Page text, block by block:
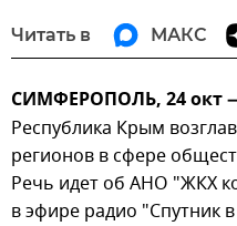
Читать в МАКС
СИМФЕРОПОЛЬ, 24 окт
Республика Крым
регионов в сфере
Речь идет об АНО "ЖКХ
в эфире радио "Спутник